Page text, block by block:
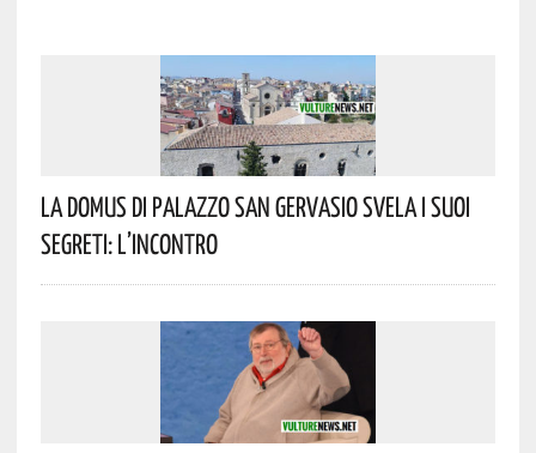
La Domus Di Palazzo San Gervasio Svela I Suoi
Segreti: L’incontro